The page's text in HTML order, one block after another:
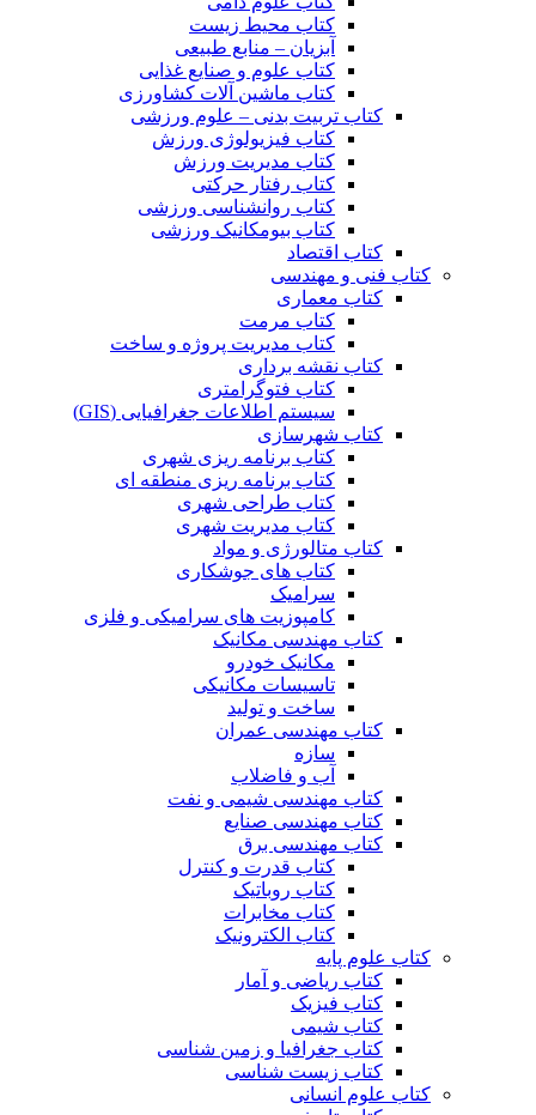
کتاب محیط زیست
آبزیان – منابع طبیعی
کتاب علوم و صنایع غذایی
کتاب ماشین آلات کشاورزی
کتاب تربیت بدنی – علوم ورزشی
کتاب فیزیولوژی ورزش
کتاب مدیریت ورزش
کتاب رفتار حرکتی
کتاب روانشناسی ورزشی
کتاب بیومکانیک ورزشی
کتاب اقتصاد
کتاب فنی و مهندسی
کتاب معماری
کتاب مرمت
کتاب مدیریت پروژه و ساخت
کتاب نقشه برداری
کتاب فتوگرامتری
سیستم اطلاعات جغرافیایی (GIS)
کتاب شهرسازی
کتاب برنامه ریزی شهری
کتاب برنامه ریزی منطقه ای
کتاب طراحی شهری
کتاب مدیریت شهری
کتاب متالورژی و مواد
کتاب های جوشکاری
سرامیک
کامپوزیت های سرامیکی و فلزی
کتاب مهندسی مکانیک
مکانیک خودرو
تاسیسات مکانیکی
ساخت و تولید
کتاب مهندسی عمران
سازه
آب و فاضلاب
کتاب مهندسی شیمی و نفت
کتاب مهندسی صنایع
کتاب مهندسی برق
کتاب قدرت و کنترل
کتاب روباتیک
کتاب مخابرات
کتاب الکترونیک
کتاب علوم پایه
کتاب ریاضی و آمار
کتاب فیزیک
کتاب شیمی
کتاب جغرافیا و زمین شناسی
کتاب زیست شناسی
کتاب علوم انسانی